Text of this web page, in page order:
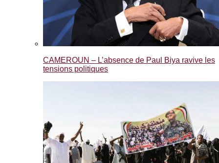
CAMEROUN – L’absence de Paul Biya ravive les
tensions politiques